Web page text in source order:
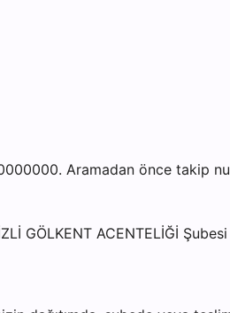
Aramadan önce takip
GÖLKENT ACENTELİĞİ